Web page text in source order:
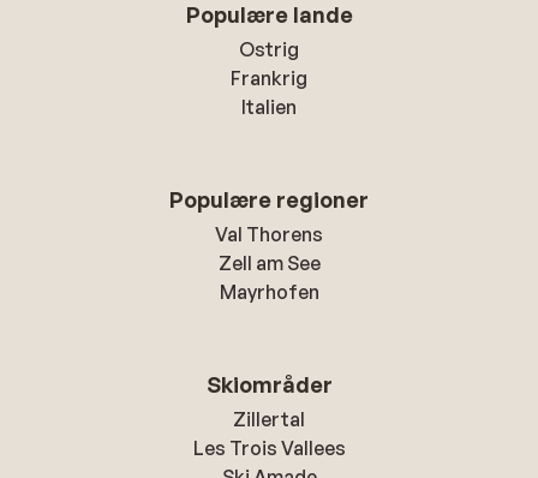
Populære lande
Ostrig
Frankrig
Italien
Populære regioner
Val Thorens
Zell am See
Mayrhofen
Skiområder
Zillertal
Les Trois Vallees